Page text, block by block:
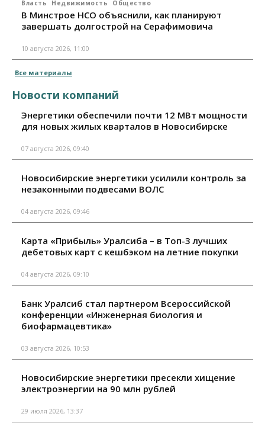
Власть Недвижимость Общество
В Минстрое НСО объяснили, как планируют
завершать долгострой на Серафимовича
10 августа 2026, 11:00
Все материалы
Новости компаний
Энергетики обеспечили почти 12 МВт мощности
для новых жилых кварталов в Новосибирске
07 августа 2026, 09:40
Новосибирские энергетики усилили контроль за
незаконными подвесами ВОЛС
04 августа 2026, 09:46
Карта «Прибыль» Уралсиба – в Топ-3 лучших
дебетовых карт с кешбэком на летние покупки
04 августа 2026, 09:10
Банк Уралсиб стал партнером Всероссийской
конференции «Инженерная биология и
биофармацевтика»
03 августа 2026, 10:53
Новосибирские энергетики пресекли хищение
электроэнергии на 90 млн рублей
29 июля 2026, 13:37